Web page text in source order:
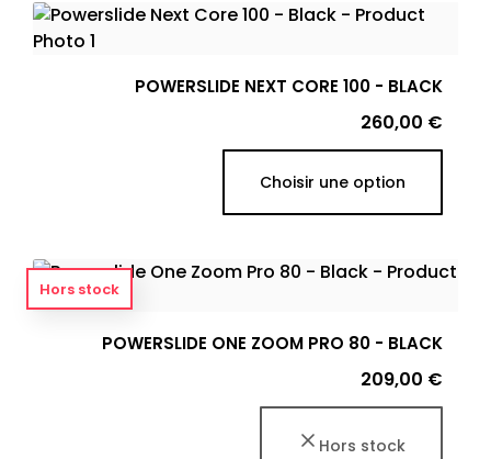
POWERSLIDE NEXT CORE 100 - BLACK
Prix
260,00 €
Choisir une option
POWERSLIDE ONE ZOOM PRO 80 - BLACK
Prix
209,00 €
Hors stock
Hors stock